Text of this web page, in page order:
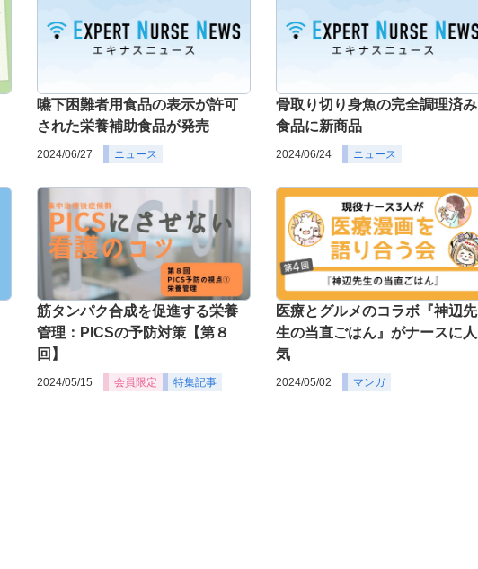
嚥下困難者用食品の表示が許可
された栄養補助食品が発売
2024/06/27 ニュース
骨取り切り身魚の完全調理済み
食品に新商品
2024/06/24 ニュース
筋タンパク合成を促進する栄養
管理：PICSの予防対策【第８
回】
2024/05/15 会員限定 特集記事
医療とグルメのコラボ『神辺先
生の当直ごはん』がナースに人
気
2024/05/02 マンガ